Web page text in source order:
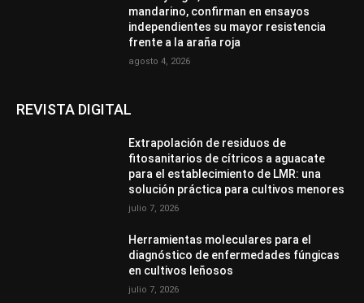
mandarino, confirman en ensayos
independientes su mayor resistencia
frente a la araña roja
agosto 4, 2026
REVISTA DIGITAL
Extrapolación de residuos de
fitosanitarios de cítricos a aguacate
para el establecimiento de LMR: una
solución práctica para cultivos menores
julio 7, 2026
Herramientas moleculares para el
diagnóstico de enfermedades fúngicas
en cultivos leñosos
julio 7, 2026